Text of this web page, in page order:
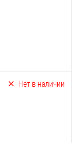
Нет в наличии